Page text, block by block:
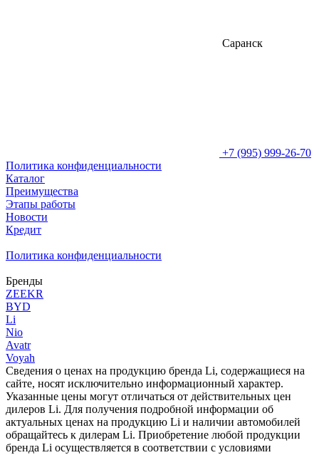
Саранск
+7 (995) 999-26-70
Политика конфиденциальности
Каталог
Преимущества
Этапы работы
Новости
Кредит
Политика конфиденциальности
Бренды
ZEEKR
BYD
Li
Nio
Avatr
Voyah
Сведения о ценах на продукцию бренда Li, содержащиеся на
сайте, носят исключительно информационный характер.
Указанные цены могут отличаться от действительных цен
дилеров Li. Для получения подробной информации об
актуальных ценах на продукцию Li и наличии автомобилей
обращайтесь к дилерам Li. Приобретение любой продукции
бренда Li осуществляется в соответствии с условиями